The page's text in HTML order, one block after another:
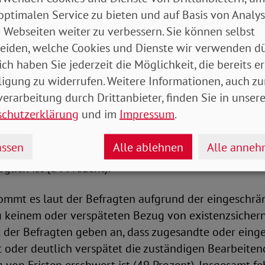
gibt und rund 28 Prozent, dass das Jobcenter
droht
nicht rechtzeitig eingereicht werden können, hat
Auswirkungen. Die sozialen Beratungsstellen
Erreichbarkeit am häufigsten, dass
und sich Probleme verschärfen, weil eine
ist (64 Prozent).
es laut der Befragten aufgrund der
oder verspäteten Bezug von
Befragten geben an, dass zugesandte oder
deutlich verspätet die zuständigen
Service zu bieten und auf Basis von
Webseiten weiter zu verbessern. Sie können selbst
welche Cookies und Dienste wir verwenden
haben Sie jederzeit die Möglichkeit, die bereits
zu widerrufen. Weitere Informationen, auch
durch Drittanbieter, finden Sie in
und im Impressum.
Alle ablehnen Alle